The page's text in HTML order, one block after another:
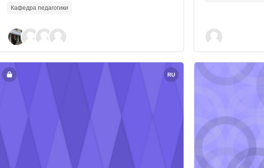
Кафедра педагогики
RU
Course image" Педагогические технологии профилактики социального
Course image"